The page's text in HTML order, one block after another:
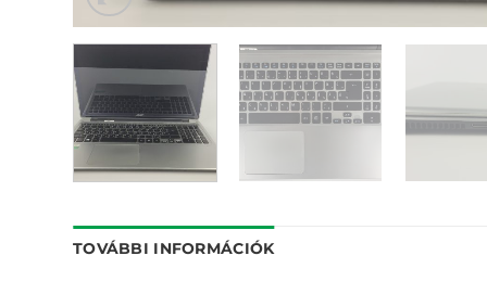
TOVÁBBI INFORMÁCIÓK